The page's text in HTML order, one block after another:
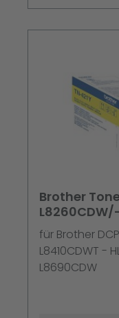
Brother
für Brother
L8410CDWT -
L8690CDW